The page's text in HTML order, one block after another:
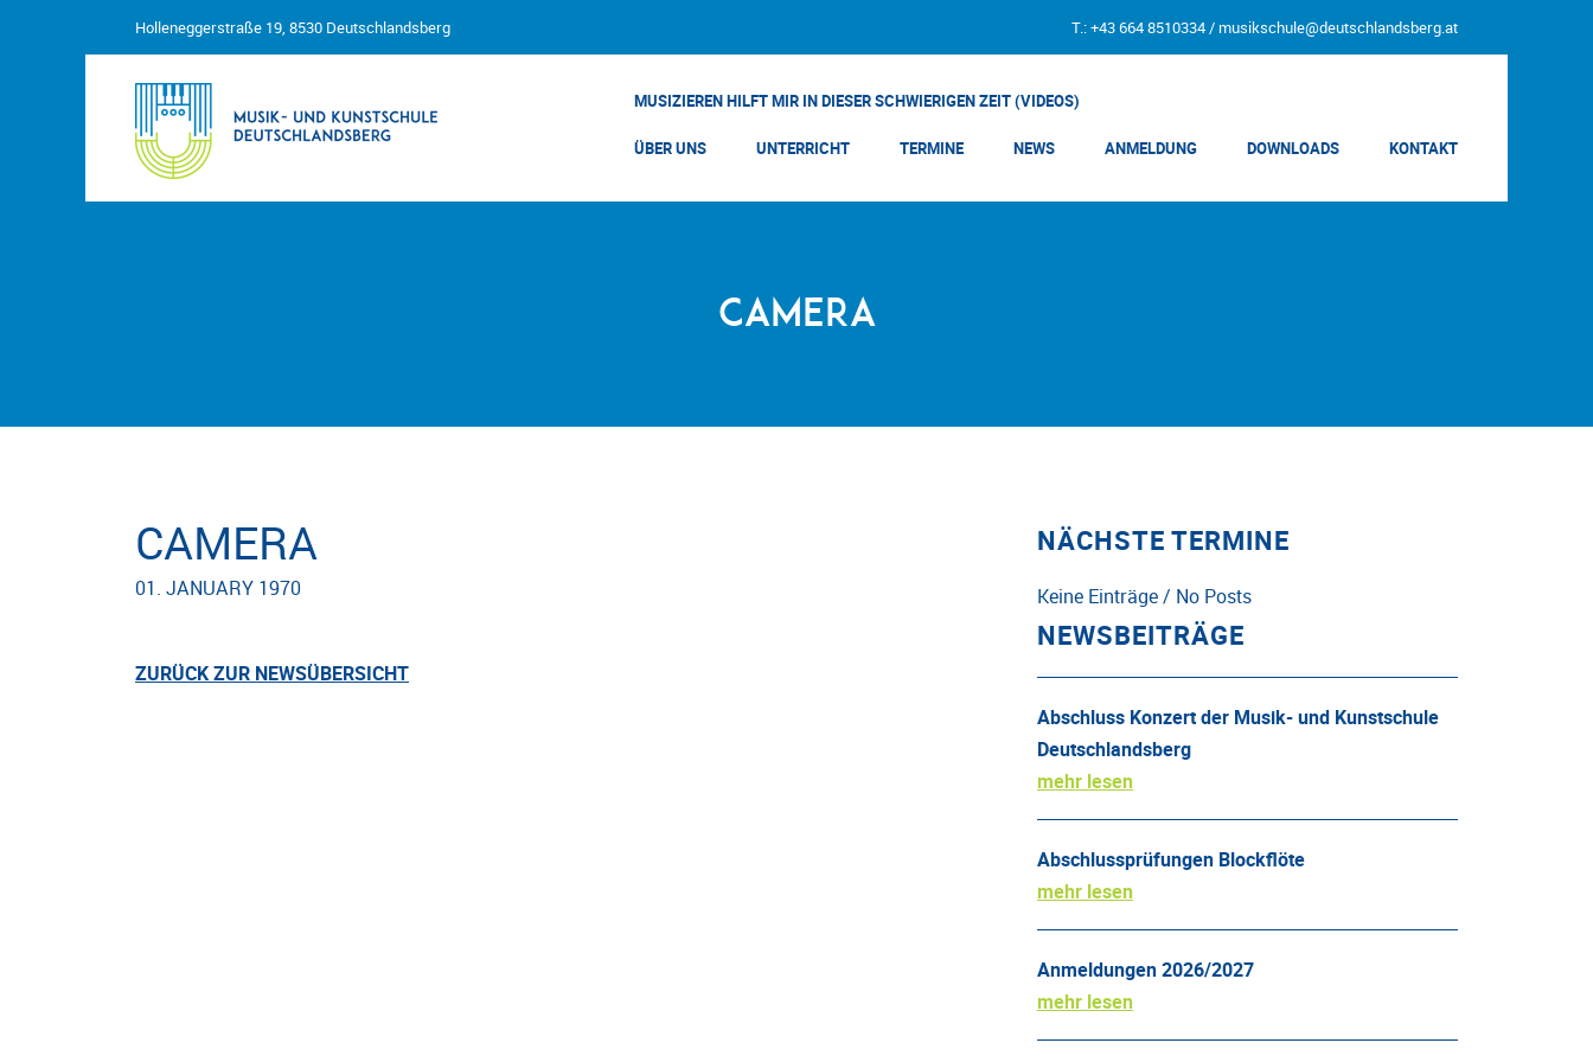
Holleneggerstraße 19, 8530 Deutschlandsberg T.: +43 664 8510334 / musikschule@deutschlandsberg.at
MUSIZIEREN HILFT MIR IN DIESER SCHWIERIGEN ZEIT (VIDEOS)
ÜBER UNS UNTERRICHT TERMINE NEWS ANMELDUNG DOWNLOADS KONTAKT
Camera
CAMERA
01. JANUARY 1970
ZURÜCK ZUR NEWSÜBERSICHT
NÄCHSTE TERMINE
Keine Einträge / No Posts
NEWSBEITRÄGE
Abschluss Konzert der Musik- und Kunstschule
Deutschlandsberg
mehr lesen
Abschlussprüfungen Blockflöte
mehr lesen
Anmeldungen 2026/2027
mehr lesen